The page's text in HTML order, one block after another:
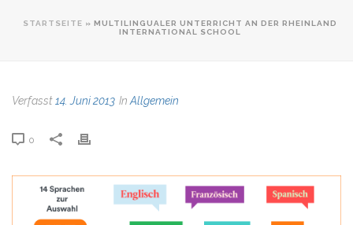
STARTSEITE » MULTILINGUALER UNTERRICHT AN DER RHEINLAND
INTERNATIONAL SCHOOL
Verfasst 14. Juni 2013 In Allgemein
0